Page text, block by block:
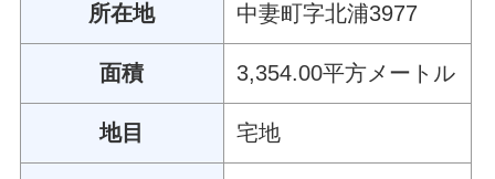
所在地 中妻町字北浦3977
面積 3,354.00平方メートル
地目 宅地